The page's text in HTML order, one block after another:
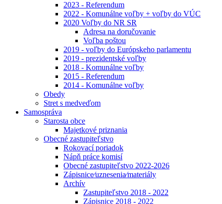
2023 - Referendum
2022 - Komunálne voľby + voľby do VÚC
2020 Voľby do NR SR
Adresa na doručovanie
Voľba poštou
2019 - voľby do Európskeho parlamentu
2019 - prezidentské voľby
2018 - Komunálne voľby
2015 - Referendum
2014 - Komunálne voľby
Obedy
Stret s medveďom
Samospráva
Starosta obce
Majetkové priznania
Obecné zastupiteľstvo
Rokovací poriadok
Nápň práce komisí
Obecné zastupiteľstvo 2022-2026
Zápisnice⁄uznesenia⁄materiály
Archív
Zastupiteľstvo 2018 - 2022
Zápisnice 2018 - 2022